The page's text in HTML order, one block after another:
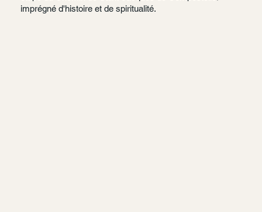
imprégné d'histoire et de spiritualité.